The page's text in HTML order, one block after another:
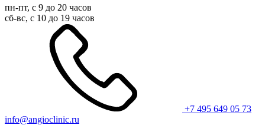
пн-пт, с 9 до 20 часов
сб-вс, с 10 до 19 часов
+7 495 649 05 73
info@angioclinic.ru